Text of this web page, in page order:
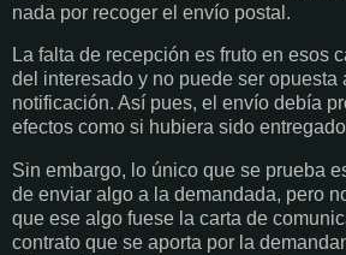
nada por recoger el envío postal.
La falta de recepción es fruto en esos
del interesado y no puede ser opuesta
notificación. Así pues, el envío debía
efectos como si hubiera sido
Sin embargo, lo único que se prueba
de enviar algo a la demandada, pero
que ese algo fuese la carta de
contrato que se aporta por la